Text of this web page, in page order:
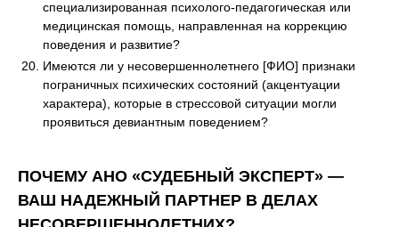
специализированная психолого-педагогическая или
медицинская помощь, направленная на коррекцию
поведения и развитие?
Имеются ли у несовершеннолетнего [ФИО] признаки
пограничных психических состояний (акцентуации
характера), которые в стрессовой ситуации могли
проявиться девиантным поведением?
ПОЧЕМУ АНО «СУДЕБНЫЙ ЭКСПЕРТ» —
ВАШ НАДЕЖНЫЙ ПАРТНЕР В ДЕЛАХ